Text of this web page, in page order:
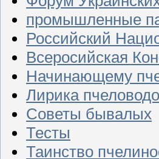
промышленные
Российский
Всеросийская
Начинающему
Лирика
Советы бывалых
Тесты
Таинство